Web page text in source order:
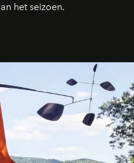
het seizoen.